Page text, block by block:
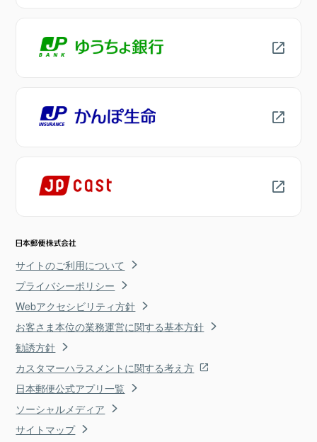
サイトのご利用について
プライバシーポリシー
Webアクセシビリティ方針
お客さま本位の業務運営に関する基本方針
勧誘方針
カスタマーハラスメントに関する考え方
日本郵便公式アプリ一覧
ソーシャルメディア
サイトマップ